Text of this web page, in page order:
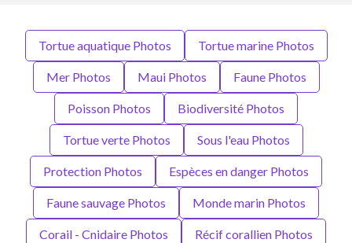
Tortue aquatique Photos Tortue marine Photos
Mer Photos Maui Photos Faune Photos
Poisson Photos Biodiversité Photos
Tortue verte Photos Sous l'eau Photos
Protection Photos Espèces en danger Photos
Faune sauvage Photos Monde marin Photos
Corail - Cnidaire Photos Récif corallien Photos